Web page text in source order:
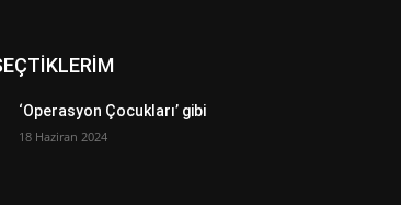
‘Operasyon Çocukları’ gibi
18 Haziran 2024